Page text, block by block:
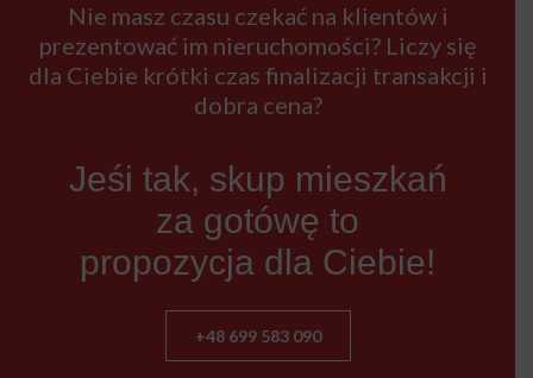
Nie masz czasu czekać na klientów i
prezentować im nieruchomości? Liczy się
dla Ciebie krótki czas finalizacji transakcji i
dobra cena?
Jeśi tak, skup mieszkań
za gotówę to
propozycja dla Ciebie!
+48 699 583 090